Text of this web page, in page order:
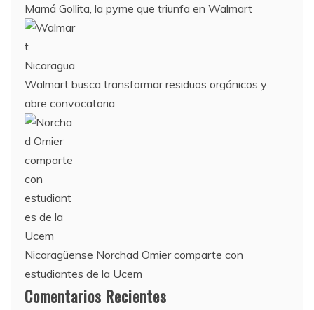
Mamá Gollita, la pyme que triunfa en Walmart
Walmart busca transformar residuos orgánicos y
abre convocatoria
Nicaragüense Norchad Omier comparte con
estudiantes de la Ucem
Comentarios Recientes